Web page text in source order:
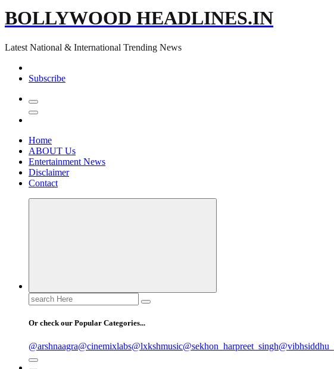
BOLLYWOOD HEADLINES.IN
Latest National & International Trending News
Subscribe
Home
ABOUT Us
Entertainment News
Disclaimer
Contact
Search
for:
Or check our Popular Categories...
@arshnaagra@cinemixlabs@lxkshmusic@sekhon_harpreet_singh@vibhsiddhu_